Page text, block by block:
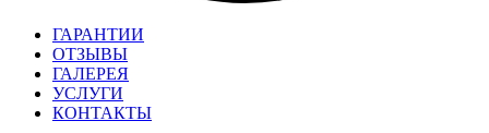
ГАРАНТИИ
ОТЗЫВЫ
ГАЛЕРЕЯ
УСЛУГИ
КОНТАКТЫ